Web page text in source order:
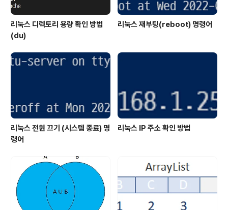
리눅스 디렉토리 용량 확인 방법
(du)
리눅스 재부팅(reboot) 명령어
리눅스 전원 끄기 (시스템 종료) 명
령어
리눅스 IP 주소 확인 방법